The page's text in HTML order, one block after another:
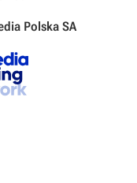
Polska SA